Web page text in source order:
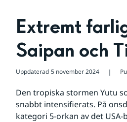
Extremt
Saipan och
Uppdaterad 5 november 2024 ❘
Den tropiska stormen Yutu
snabbt intensifierats. På
kategori 5-orkan av det USA-